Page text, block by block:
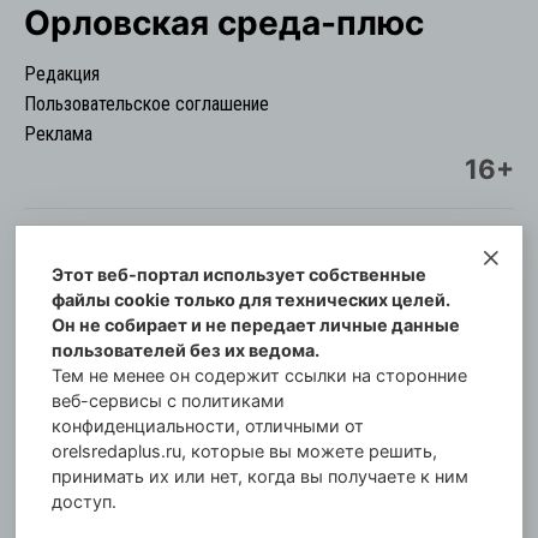
Орловская cреда-плюс
Редакция
Пользовательское соглашение
Реклама
16+
© Информационный городской портал
Орловская cреда-плюс, 2021-2026
Свидетельство о регистрации СМИ: ПИ №57-
00254 от 29 октября 2013 г.
Газета зарегистрирована Управлением
Федеральной службы по надзору в сфере связи,
информационных технологий и массовых
коммуникаций по Орловской области.
Главный редактор: Татьяна Филёва
Этот веб-портал использует собственные
файлы cookie только для технических целей.
Он не собирает и не передает личные данные
пользователей без их ведома.
Тем не менее он содержит ссылки на сторонние
веб-сервисы с политиками
конфиденциальности, отличными от
orelsredaplus.ru, которые вы можете решить,
принимать их или нет, когда вы получаете к ним
доступ.